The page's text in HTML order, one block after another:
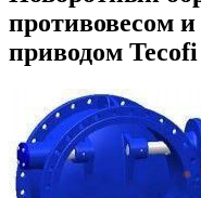
противовесом
приводом